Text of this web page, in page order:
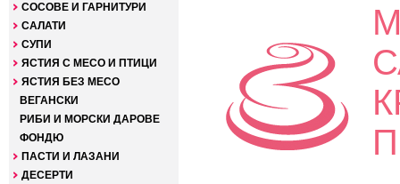
СОСОВЕ И ГАРНИТУРИ
САЛАТИ
СУПИ
ЯСТИЯ С МЕСО И ПТИЦИ
ЯСТИЯ БЕЗ МЕСО
ВЕГАНСКИ
РИБИ И МОРСКИ ДАРОВЕ
ФОНДЮ
ПАСТИ И ЛАЗАНИ
ДЕСЕРТИ